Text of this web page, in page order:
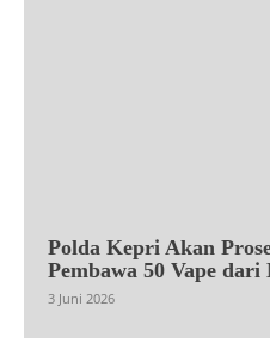
Polda Kepri Akan
Pembawa 50 Vape dari
3 Juni 2026